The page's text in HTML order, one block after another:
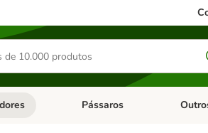
de categoria: Antiparasitários
Abrir menu de categoria:
Pássaros Abrir